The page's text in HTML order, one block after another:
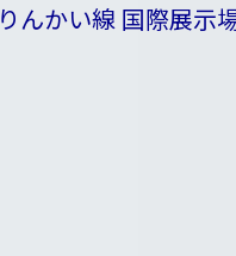
りんかい線 国際展示